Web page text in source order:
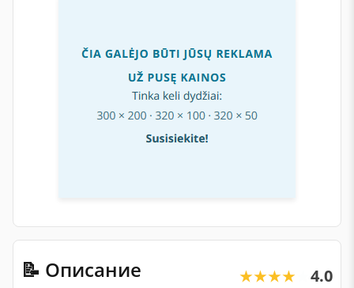
📝 Описание ★★★★★
★★★★★ 4.0